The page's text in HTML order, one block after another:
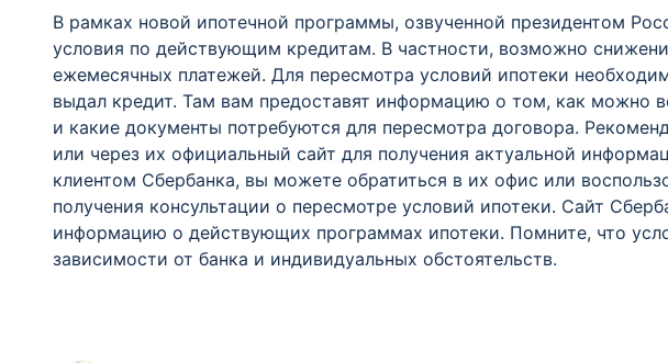
В рамках новой ипотечной программы, озвученной президентом
условия по действующим кредитам. В частности, возможно
ежемесячных платежей. Для пересмотра условий ипотеки
выдал кредит. Там вам предоставят информацию о том, как можно
и какие документы потребуются для пересмотра договора.
или через их официальный сайт для получения актуальной
клиентом Сбербанка, вы можете обратиться в их офис или
получения консультации о пересмотре условий ипотеки. Сайт
информацию о действующих программах ипотеки. Помните, что
зависимости от банка и индивидуальных обстоятельств.